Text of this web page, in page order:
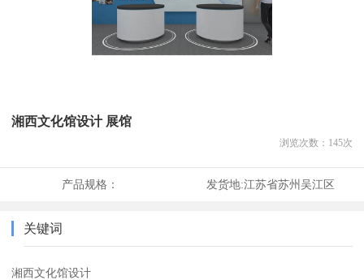
湘西文化馆设计 展馆
浏览次数： 145次
产品规格： 发货地:江苏省苏州吴江区
关键词
湘西文化馆设计